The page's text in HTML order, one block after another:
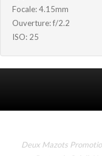
Focale: 4.15mm
Ouverture: f/2.2
ISO: 25
Deux Mazots